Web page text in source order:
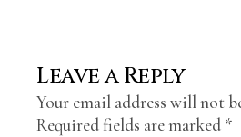
Leave a Reply
Your email address will not
Required fields are marked *